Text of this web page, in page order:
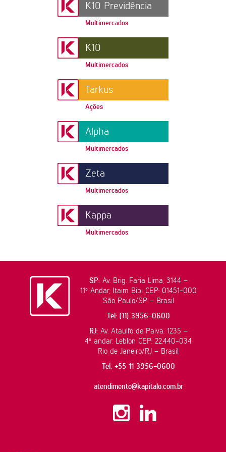
K10 Previdência
Multimercados
K10
Multimercados
Tarkus
Ações
Alpha
Multimercados
Zeta
Multimercados
Kappa
Multimercados
SP:Av. Brig. Faria Lima, 3144 –
11º Andar, Itaim Bibi CEP: 01451-000
São Paulo/SP – Brasil
Tel: (11) 3956-0600
RJ:Av. Ataulfo de Paiva, 1235 –
4º andar, Leblon CEP: 22.440-034
Rio de Janeiro/RJ – Brasil
Tel: +55 11 3956-0600
atendimento@kapitalo.com.br